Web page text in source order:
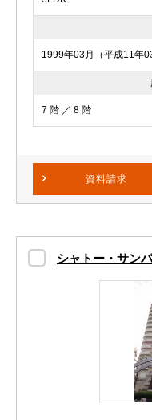
1999年03月（平成11年
7 階 ／ 8 階
資料請求
シャトー・サン